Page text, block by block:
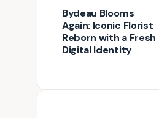
Bydeau Blooms
Again: Iconic Florist
Reborn with a Fresh
Digital Identity